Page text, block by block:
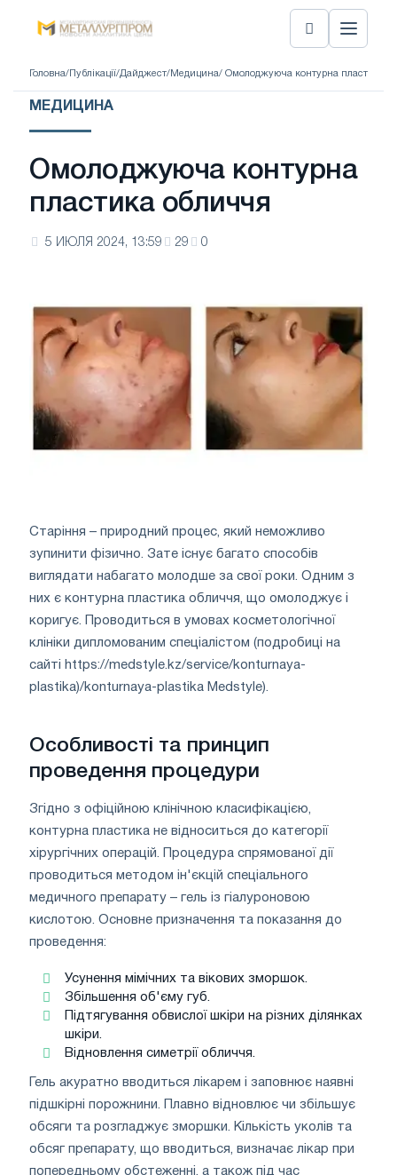
Головна/ Публікації/Дайджест/ Медицина/ Омолоджуюча контурна пластика
МЕДИЦИНА
Омолоджуюча контурна
пластика обличчя
5 ИЮЛЯ 2024, 13:59 29 0
Старіння – природний процес, який неможливо
зупинити фізично. Зате існує багато способів
виглядати набагато молодше за свої роки. Одним з
них є контурна пластика обличчя, що омолоджує і
коригує. Проводиться в умовах косметологічної
клініки дипломованим спеціалістом (подробиці на
сайті https://medstyle.kz/service/konturnaya-
plastika)/konturnaya-plastika Medstyle).
Особливості та принцип
проведення процедури
Згідно з офіційною клінічною класифікацією,
контурна пластика не відноситься до категорії
хірургічних операцій. Процедура спрямованої дії
проводиться методом ін'єкцій спеціального
медичного препарату – гель із гіалуроновою
кислотою. Основне призначення та показання до
проведення:
Усунення мімічних та вікових зморшок.
Збільшення об'єму губ.
Підтягування обвислої шкіри на різних ділянках
шкіри.
Відновлення симетрії обличчя.
Гель акуратно вводиться лікарем і заповнює наявні
підшкірні порожнини. Плавно відновлює чи збільшує
обсяги та розгладжує зморшки. Кількість уколів та
обсяг препарату, що вводиться, визначає лікар при
попередньому обстеженні, а також під час